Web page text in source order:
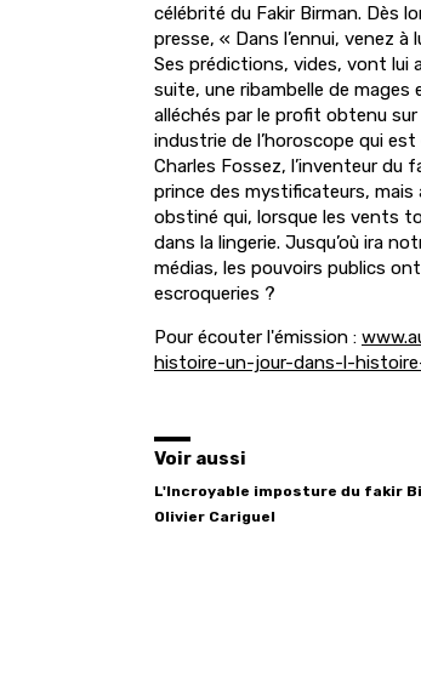
célébrité du Fakir Birman. Dès
presse, « Dans l’ennui, venez à
Ses prédictions, vides, vont lui
suite, une ribambelle de
alléchés par le profit obtenu sur
industrie de l’horoscope qui
Charles Fossez, l’inventeur du
prince des mystificateurs, mais
obstiné qui, lorsque les vents
dans la lingerie. Jusqu’où ira
médias, les pouvoirs publics
escroqueries ?
Pour écouter l'émission :
histoire-un-jour-dans-l-
Voir aussi
L'Incroyable imposture du fakir
Olivier Cariguel